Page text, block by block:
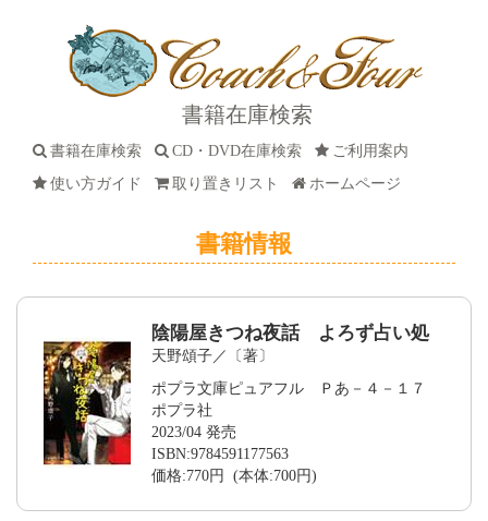
書籍在庫検索
書籍在庫検索 CD・DVD在庫検索
ご利用案内
使い方ガイド
取り置きリスト ホームページ
書籍情報
陰陽屋きつね夜話 よろず占い処
天野頌子／〔著〕
ポプラ文庫ピュアフル Ｐあ－４－１７
ポプラ社
2023/04 発売
ISBN:9784591177563
価格:770円 (本体:700円)